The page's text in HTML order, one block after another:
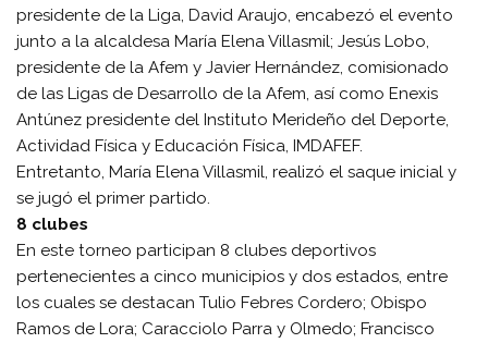
presidente de la Liga, David Araujo, encabezó el evento
junto a la alcaldesa María Elena Villasmil; Jesús Lobo,
presidente de la Afem y Javier Hernández, comisionado
de las Ligas de Desarrollo de la Afem, así como Enexis
Antúnez presidente del Instituto Merideño del Deporte,
Actividad Física y Educación Física, IMDAFEF.
Entretanto, María Elena Villasmil, realizó el saque inicial y
se jugó el primer partido.
8 clubes
En este torneo participan 8 clubes deportivos
pertenecientes a cinco municipios y dos estados, entre
los cuales se destacan Tulio Febres Cordero; Obispo
Ramos de Lora; Caracciolo Parra y Olmedo; Francisco